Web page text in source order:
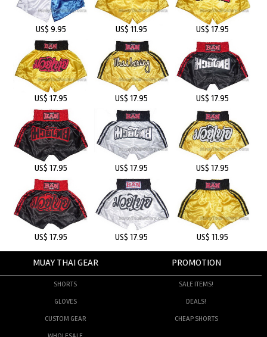
US$ 9.95 US$ 11.95 US$ 17.95
US$ 17.95 US$ 17.95 US$ 17.95
US$ 17.95 US$ 17.95 US$ 17.95
US$ 17.95 US$ 17.95 US$ 11.95
MUAY THAI GEAR
SHORTS
GLOVES
CUSTOM GEAR
PROMOTION
SALE ITEMS!
DEALS!
CHEAP SHORTS